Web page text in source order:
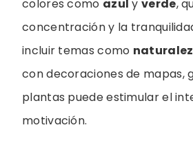
colores como azul yverde,
concentración y la
incluir temas como
con decoraciones de mapas,
plantas puede estimular el
motivación.